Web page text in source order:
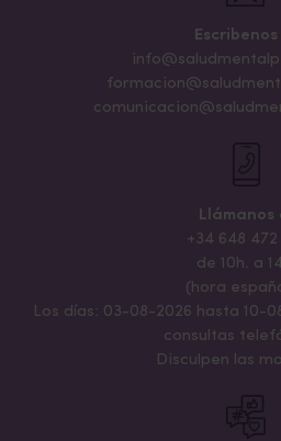
Escribenos
Llámanos
+34 648 472
de 10h. a
(hora
Los días: 03-08-2026 hasta 10-
consultas
Disculpen las